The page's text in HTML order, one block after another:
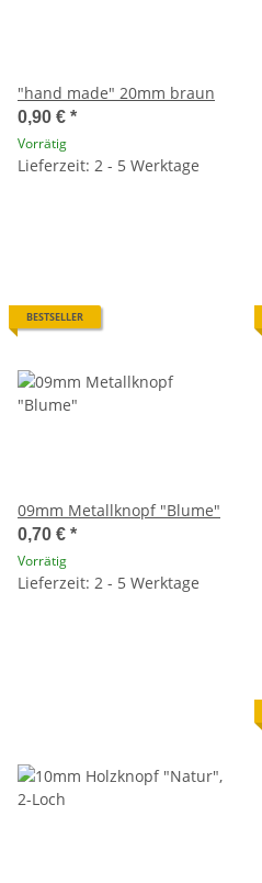
"hand made" 20mm braun
0,90 € *
Vorrätig
Lieferzeit: 2 - 5 Werktage
BESTSELLER
09mm Metallknopf "Blume"
0,70 € *
Vorrätig
Lieferzeit: 2 - 5 Werktage